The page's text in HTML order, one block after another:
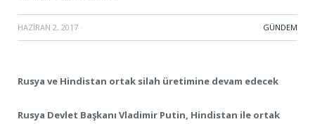
HAZIRAN 2, 2017 · GÜNDEM
Rusya ve Hindistan ortak silah üretimine devam edecek
Rusya Devlet Başkanı Vladimir Putin, Hindistan ile ortak